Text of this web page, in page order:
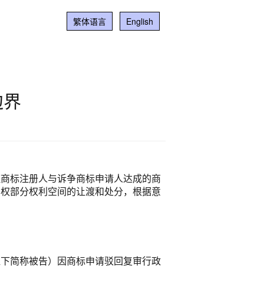
English
繁体语言
标注册人与诉争商标申请人达成的商
部分权利空间的让渡和处分，根据意
下简称被告）因商标申请驳回复审行政